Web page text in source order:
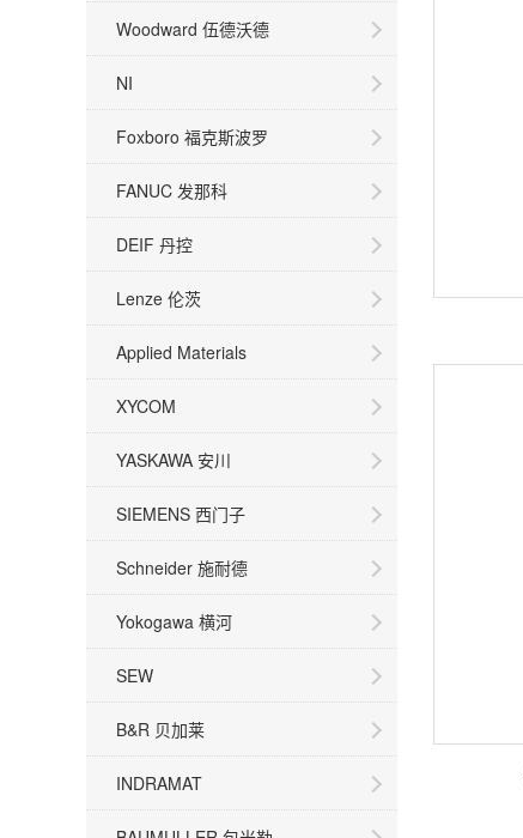
Woodward 伍德沃德
NI
Foxboro 福克斯波罗
FANUC 发那科
DEIF 丹控
Lenze 伦茨
Applied Materials
XYCOM
YASKAWA 安川
SIEMENS 西门子
Schneider 施耐德
Yokogawa 横河
SEW
B&R 贝加莱
INDRAMAT